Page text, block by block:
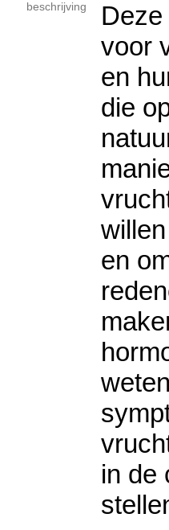
beschrijving
voor
en
die
en
in de